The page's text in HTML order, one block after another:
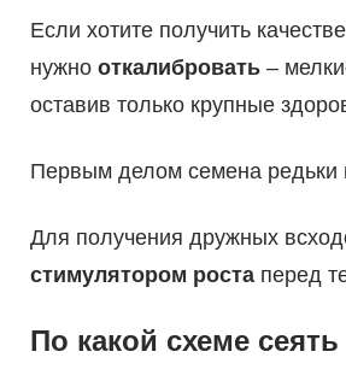
Если хотите получить
нужно откалибровать–
оставив только крупные
Первым делом семена редьки
Для получения дружных
стимулятором ростаперед
По какой схеме сеять